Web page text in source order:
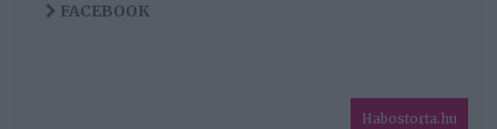
FACEBOOK
Habostorta.hu